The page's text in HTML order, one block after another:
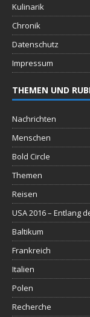
Kulinarik
Chronik
Datenschutz
Impressum
THEMEN UND
Nachrichten
Menschen
Bold Circle
Themen
Reisen
USA 2016 – Entlang
Baltikum
Frankreich
Italien
Polen
Recherche